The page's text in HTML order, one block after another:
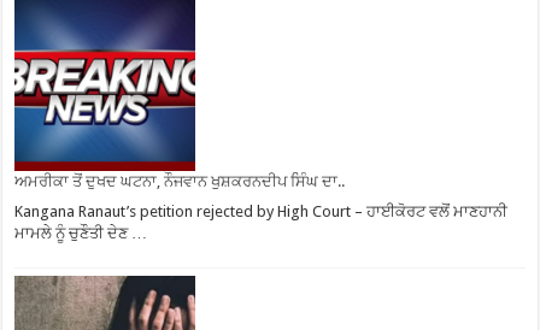
ਅਮਰੀਕਾ ਤੋਂ ਦੁਖਦ ਘਟਨਾ, ਨੌਜਵਾਨ ਖੁਸ਼ਕਰਨਦੀਪ ਸਿੰਘ ਦਾ..
Kangana Ranaut’s petition rejected by High Court – ਹਾਈਕੋਰਟ ਵਲੋਂ ਮਾਣਹਾਨੀ
ਮਾਮਲੇ ਨੂੰ ਚੁਣੌਤੀ ਦੇਣ …